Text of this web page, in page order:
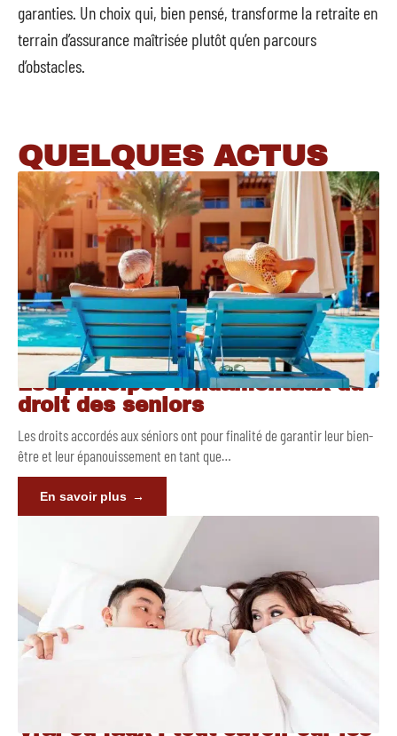
garanties. Un choix qui, bien pensé, transforme la retraite en
terrain d’assurance maîtrisée plutôt qu’en parcours
d’obstacles.
QUELQUES ACTUS
Les principes fondamentaux du
droit des seniors
Les droits accordés aux séniors ont pour finalité de garantir leur bien-
être et leur épanouissement en tant que…
En savoir plus
Vrai ou faux : tout savoir sur les